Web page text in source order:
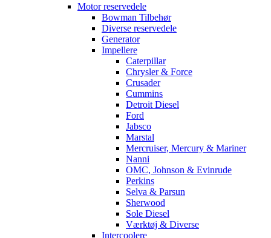
Motor reservedele
Bowman Tilbehør
Diverse reservedele
Generator
Impellere
Caterpillar
Chrysler & Force
Crusader
Cummins
Detroit Diesel
Ford
Jabsco
Marstal
Mercruiser, Mercury & Mariner
Nanni
OMC, Johnson & Evinrude
Perkins
Selva & Parsun
Sherwood
Sole Diesel
Værktøj & Diverse
Intercoolere